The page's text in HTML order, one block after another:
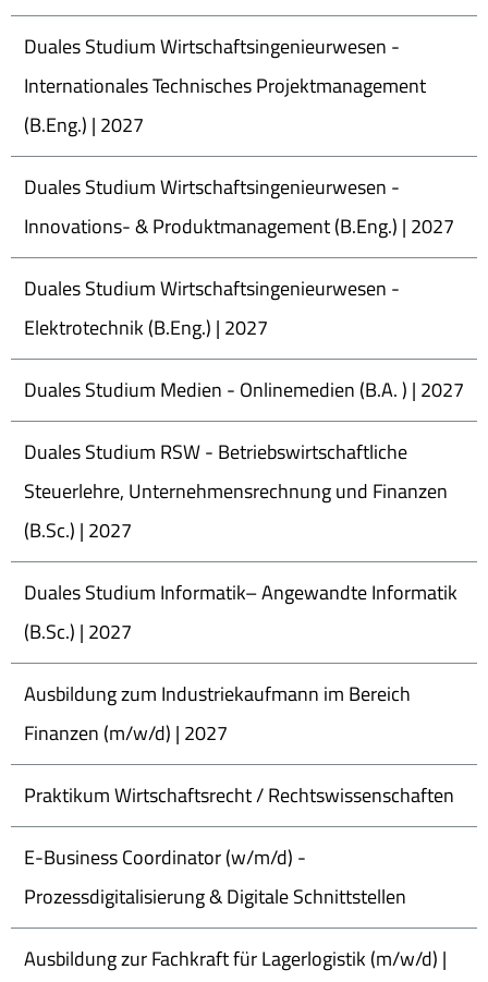
Duales Studium Wirtschaftsingenieurwesen -
Internationales Technisches Projektmanagement
(B.Eng.) | 2027
Duales Studium Wirtschaftsingenieurwesen -
Innovations- & Produktmanagement (B.Eng.) | 2027
Duales Studium Wirtschaftsingenieurwesen -
Elektrotechnik (B.Eng.) | 2027
Duales Studium Medien - Onlinemedien (B.A. ) | 2027
Duales Studium RSW - Betriebswirtschaftliche
Steuerlehre, Unternehmensrechnung und Finanzen
(B.Sc.) | 2027
Duales Studium Informatik– Angewandte Informatik
(B.Sc.) | 2027
Ausbildung zum Industriekaufmann im Bereich
Finanzen (m/w/d) | 2027
Praktikum Wirtschaftsrecht / Rechtswissenschaften
E-Business Coordinator (w/m/d) -
Prozessdigitalisierung & Digitale Schnittstellen
Ausbildung zur Fachkraft für Lagerlogistik (m/w/d) |